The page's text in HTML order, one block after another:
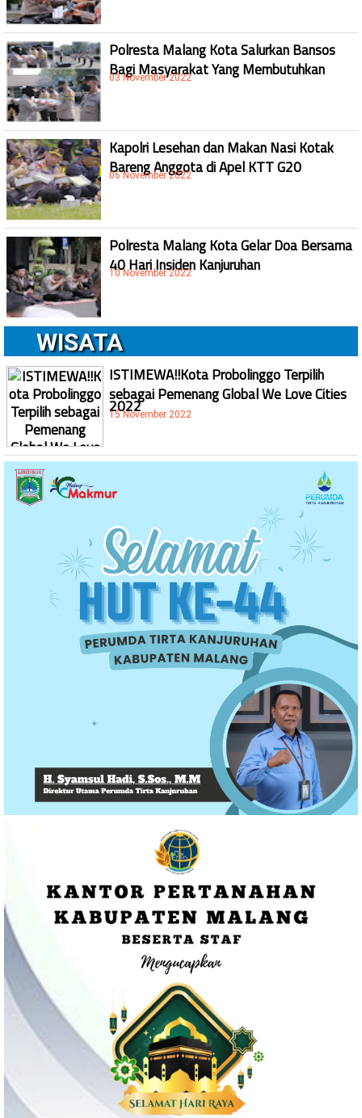
Polresta Malang Kota Salurkan Bansos
Bagi Masyarakat Yang Membutuhkan
03 November 2022
Kapolri Lesehan dan Makan Nasi Kotak
Bareng Anggota di Apel KTT G20
06 November 2022
Polresta Malang Kota Gelar Doa Bersama
40 Hari Insiden Kanjuruhan
10 November 2022
WISATA
ISTIMEWA!!Kota Probolinggo Terpilih
sebagai Pemenang Global We Love Cities
2022
15 November 2022